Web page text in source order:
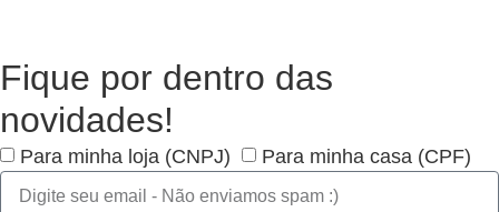
Fique por dentro das
novidades!
Para minha loja (CNPJ) Para minha casa (CPF)